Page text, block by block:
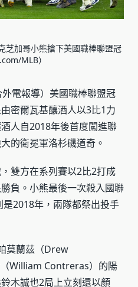
芝加哥小熊搶下美國職棒聯盟冠
MLB）
外電報導）美國職棒聯盟冠
密爾瓦基釀酒人以3比1力
人自2018年後首度闖進聯
的衛冕軍洛杉磯道奇。
雙方在系列賽以2比2打成
負。小熊最後一次殺入國聯
2018年，兩隊都祭出投手
莫蘭茲（Drew
William Contreras）的陽
木誠也2局上立刻還以顏